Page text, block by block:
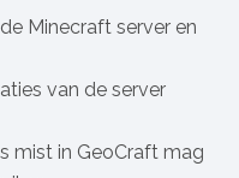
Minecraft server en
van de server
mist in GeoCraft mag